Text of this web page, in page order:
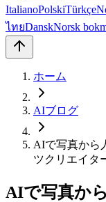
ItalianoPolskiTürkçe
ไทยDanskNorsk
ホーム
AIブログ
AIで写真から
ツクリエイタ
AIで写真か